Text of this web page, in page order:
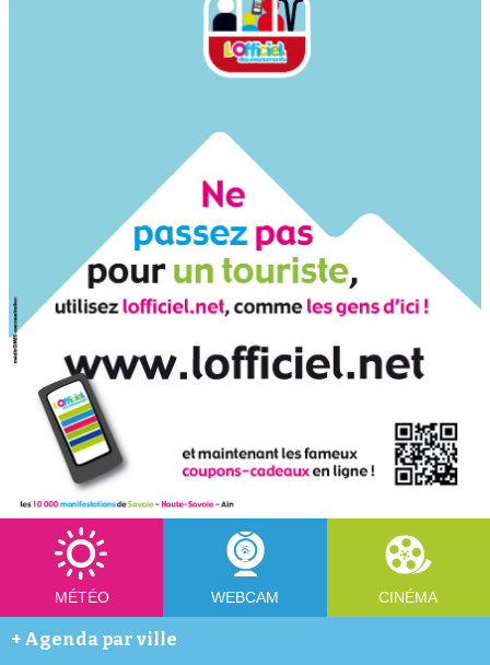
MÉTÉO WEBCAM CINÉMA
+ Agenda par ville